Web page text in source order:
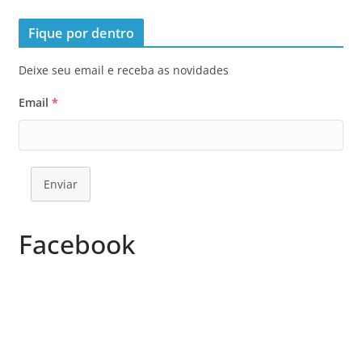
Fique por dentro
Deixe seu email e receba as novidades
Email *
Enviar
Facebook